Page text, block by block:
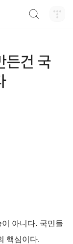
든건 국
이 아니다. 국민들
핵심이다.